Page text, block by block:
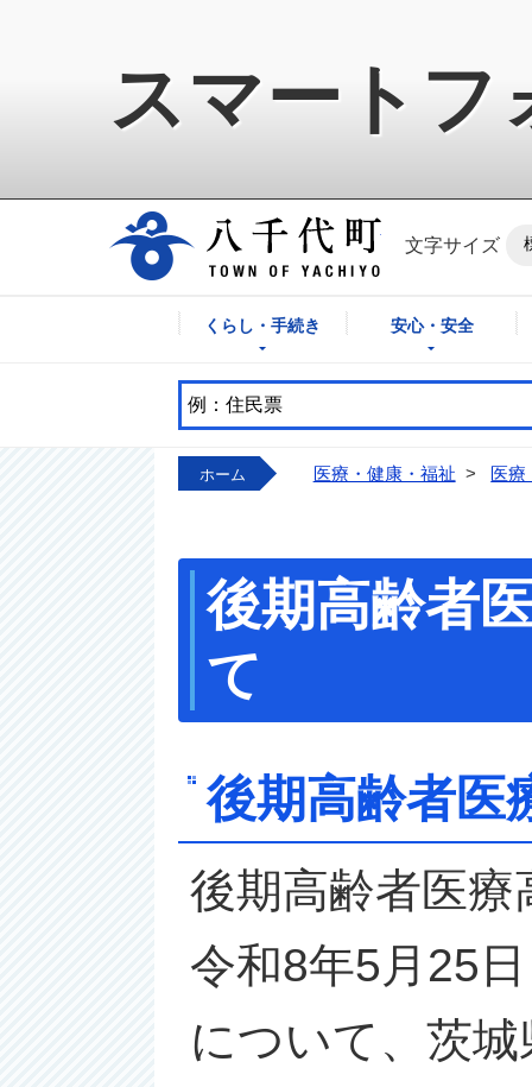
スマートフ
八千代町公式ホ
文字サイズ
くらし・手続き 安心・安全
ホーム 医療・健康・福祉 > 医
後期高齢者
て
後期高齢者医
後期高齢者医
令和8年5月25
について、茨